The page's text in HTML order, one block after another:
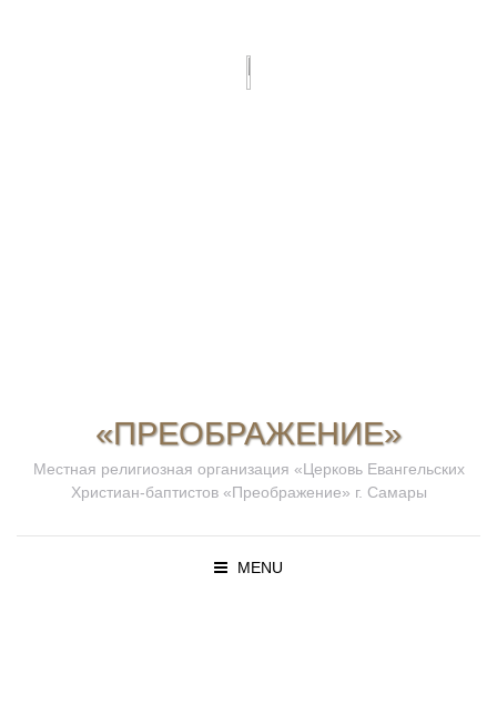
«ПРЕОБРАЖЕНИЕ»
Местная религиозная организация «Церковь Евангельских
Христиан-баптистов «Преображение» г. Самары
MENU